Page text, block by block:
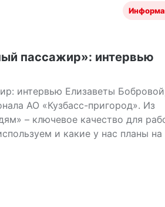
пассажир»: интервью
интервью Елизаветы
АО «Кузбасс-пригород». Из
– ключевое качество для
и какие у нас планы на